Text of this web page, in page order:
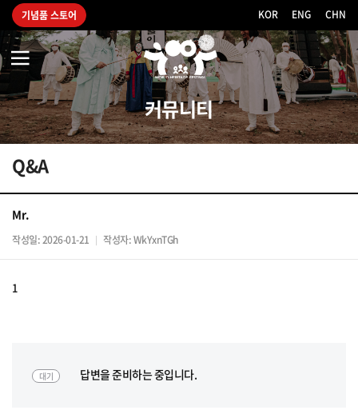
2021
세
계
산
축
전
KOR ENG CHN
기념품 스토어
커뮤니티
Q&A
Mr.
작성일: 2026-01-21 | 작성자: WkYxnTGh
1
대기 답변을 준비하는 중입니다.